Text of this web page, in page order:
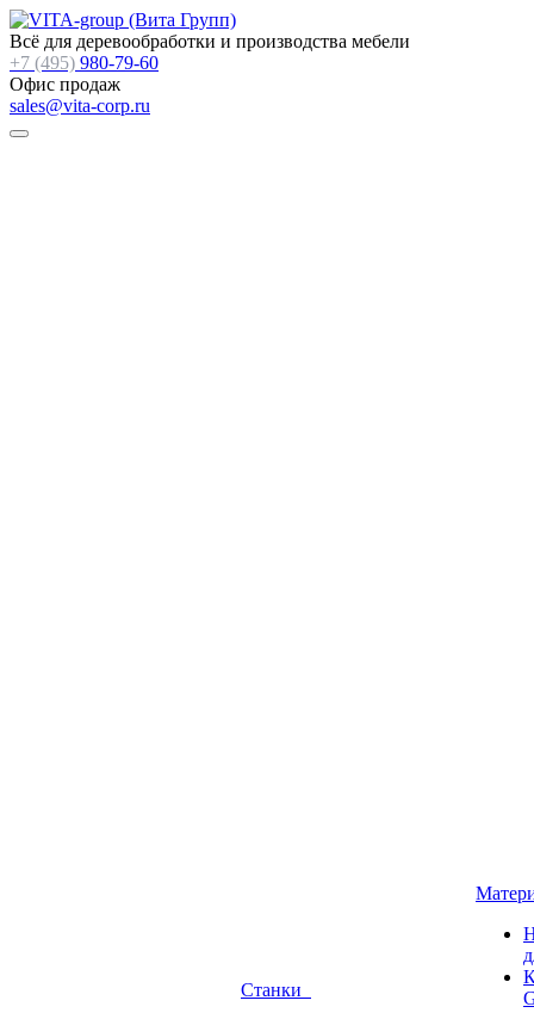
Всё для деревообработки и производства мебели
+7 (495) 980-79-60
Офис продаж
sales@vita-corp.ru
Станки